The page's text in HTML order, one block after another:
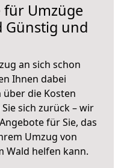
Umzüge
Günstig und
an sich schon
Ihnen dabei
über die Kosten
sich zurück – wir
für Sie, das
Umzug von
Wald helfen kann.